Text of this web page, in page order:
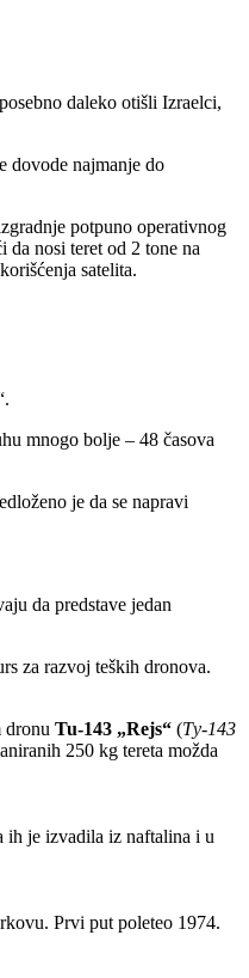
daleko otišli Izraelci,
dovode najmanje do
potpuno operativnog
nosi teret od 2 tone na
satelita.
mnogo bolje – 48 časova
je da se napravi
da predstave jedan
za razvoj teških dronova.
dronu Tu-143 „Rejs“ (Ту-143
250 kg tereta možda
ih je izvadila iz naftalina i u
Prvi put poleteo 1974.